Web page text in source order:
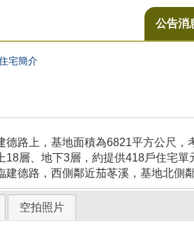
公告消
宅簡介
德路上，基地面積為6821平方公尺
層、地下3層，約提供418戶住宅單
德路，西側鄰近茄苳溪，基地北側
空拍照片